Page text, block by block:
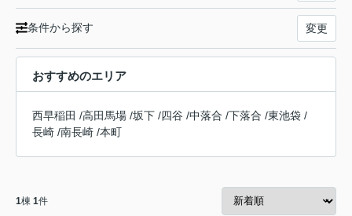
条件から探す 変更
おすすめのエリア
西早稲田 /高田馬場 /坂下 /四谷 /中落合 /下落合 /東池袋 /
長崎 /南長崎 /本町
1棟 1件